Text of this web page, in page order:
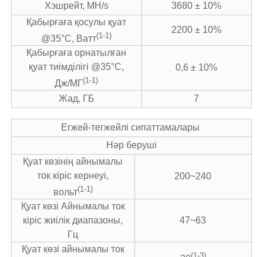
Хэшрейт, MH/s
3680 ± 10%
Қабырғаға қосулы қуат
@35°C, Ватт(1-1)
2200 ± 10%
Қабырғаға орнатылған
қуат тиімділігі @35°C,
Дж/МГ(1-1)
0,6 ± 10%
Жад, ГБ 7
Егжей-тегжейлі сипаттамалары
Нәр беруші
Қуат көзінің айнымалы
ток кіріс кернеуі,
вольт(1-1)
200~240
Қуат көзі Айнымалы ток
кіріс жиілік диапазоны,
Гц
47~63
Қуат көзі айнымалы ток
(1-3)